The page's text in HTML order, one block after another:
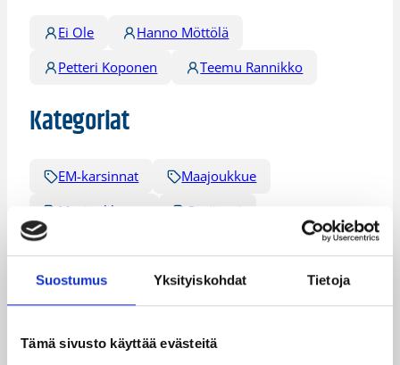
Suostumus Yksityiskohdat Tietoja
Tämä sivusto käyttää evästeitä
Ei Ole
Hanno Möttölä
Petteri Koponen
Teemu Rannikko
Kategoriat
EM-karsinnat
Maajoukkue
Maajoukkueet
Susijengi
Katso myös